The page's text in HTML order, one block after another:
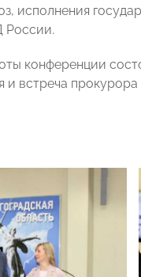
исполнения
России.
конференции
встреча